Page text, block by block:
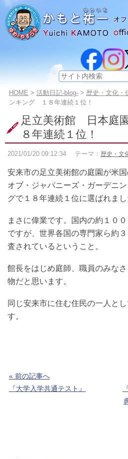
このページの本文へ
サ
ト
内
検
索:
こ
の
ジ
位
HOME > 活動日記-blog- > 歴史・文化・
ンキング １８年連続１位！
足立美術館 日本庭
８年連続１位！
2021/01/20 09:12:34 テーマ： 歴史・文
安来市の足立美術館の庭園が米
オブ・ジャパニーズ・ガーデニ
グで１８年連続１位に選ばれまし
まさに偉業です。国内の約１０
ですが、世界各国の専門家ら約
査されているということ。
館長をはじめ庭師、職員のみな
物だと思います。
同じ安来市に住む住民の一人と
す。
« 前の記事へ
『大学入学共通テスト』